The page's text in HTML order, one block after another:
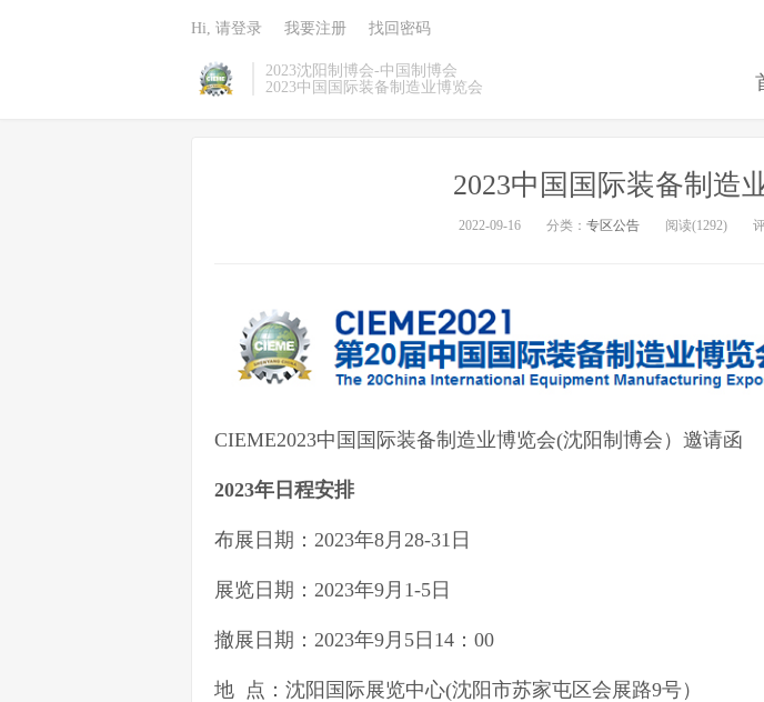
2023沈阳制博会-中国制博会
2023中国国际装备制造业博览会
Hi, 请登录 我要注册 找回密码
2023中国国际装备制造
2022-09-16 分类： 专区公告 阅读(1292)
CIEME2023中国国际装备制造业博览会(沈阳制博会）邀请函
2023年日程安排
布展日期：2023年8月28-31日
展览日期：2023年9月1-5日
撤展日期：2023年9月5日14：00
地 点：沈阳国际展览中心(沈阳市苏家屯区会展路9号）